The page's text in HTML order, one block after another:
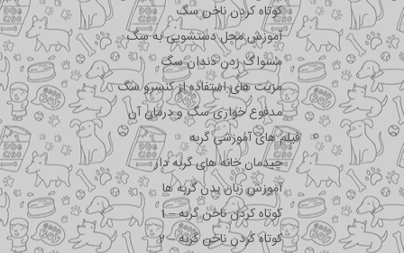
کوتاه کردن ناخن سگ
آموزش محل دستشویی به سگ
مسواک زدن دندان سگ
مزیت های استفاده از کنسرو سگ
مدفوع خواری سگ و درمان آن
فیلم های آموزشی گربه
چیدمان خانه های گربه دار
آموزش زبان بدن گربه ها
کوتاه کردن ناخن گربه – 1
کوتاه کردن ناخن گربه – 2